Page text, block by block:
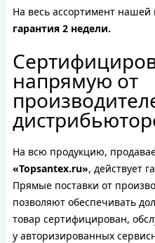
На весь ассортимент нашей
гарантия 2 недели.
напрямую от
На всю продукцию,
«Topsantex.ru», действует
Прямые поставки от
позволяют обеспечивать
товар сертифицирован,
у авторизированных